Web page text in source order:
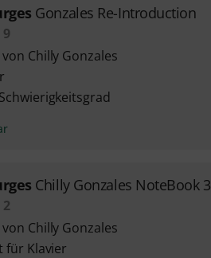
Gonzales Re-Introduction
9
Chilly Gonzales
Chilly Gonzales NoteBook 3
2
von Chilly Gonzales
für Klavier